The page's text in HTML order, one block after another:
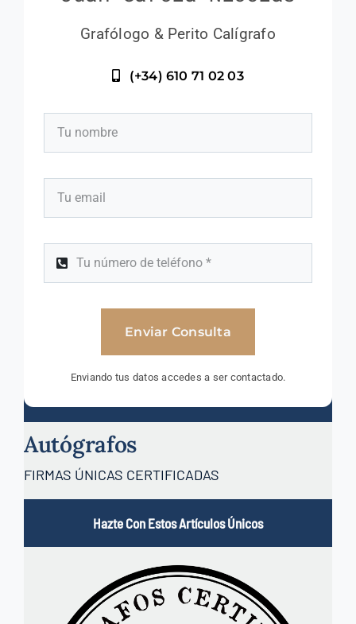
Grafólogo & Perito Calígrafo
(+34) 610 71 02 03
Enviar Consulta
Enviando tus datos accedes a ser contactado.
Autógrafos
FIRMAS ÚNICAS CERTIFICADAS
Hazte Con Estos Artículos Únicos